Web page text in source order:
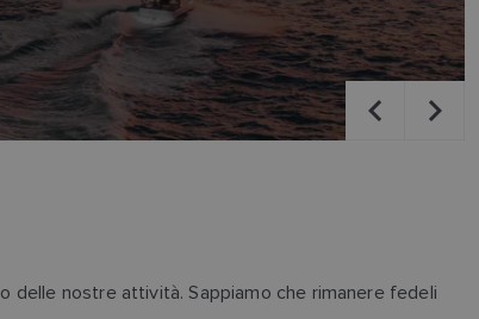
delle nostre attività. Sappiamo che rimanere fedeli